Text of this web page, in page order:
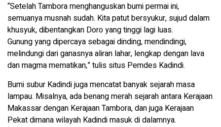
“Setelah Tambora menghanguskan bumi permai ini,
semuanya musnah sudah. Kita patut bersyukur, sujud dalam
khusyuk, dibentangkan Doro yang tinggi lagi luas.
Gunung yang dipercaya sebagai dinding, mendindingi,
melindungi dari ganasnya aliran lahar, lengkap dengan lava
dan magma mematikan,” tulis situs Pemdes Kadindi.
Bumi subur Kadindi juga mencatat banyak sejarah masa
lampau. Misalnya, ada benang merah sejarah antara Kerajaan
Makassar dengan Kerajaan Tambora, dan juga Kerajaan
Pekat dimana wilayah Kadindi masuk di dalamnya.